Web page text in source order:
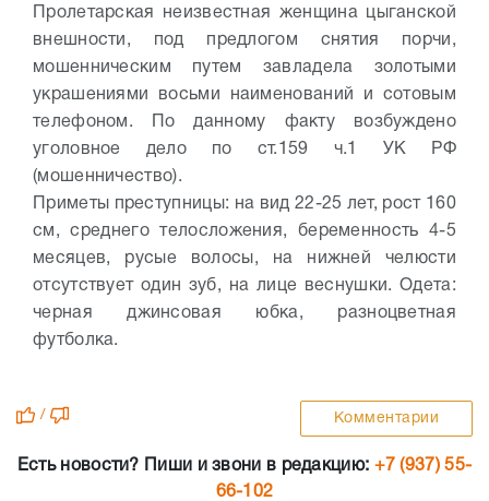
Пролетарская неизвестная женщина цыганской
внешности, под предлогом снятия порчи,
мошенническим путем завладела золотыми
украшениями восьми наименований и сотовым
телефоном. По данному факту возбуждено
уголовное дело по ст.159 ч.1 УК РФ
(мошенничество).
Приметы преступницы: на вид 22-25 лет, рост 160
см, среднего телосложения, беременность 4-5
месяцев, русые волосы, на нижней челюсти
отсутствует один зуб, на лице веснушки. Одета:
черная джинсовая юбка, разноцветная
футболка.
/ Комментарии
Есть новости? Пиши и звони в редакцию: +7 (937) 55-
66-102